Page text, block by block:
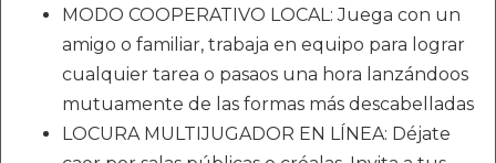
MODO COOPERATIVO LOCAL: Juega con un
amigo o familiar, trabaja en equipo para lograr
cualquier tarea o pasaos una hora lanzándoos
mutuamente de las formas más descabelladas
LOCURA MULTIJUGADOR EN LÍNEA: Déjate